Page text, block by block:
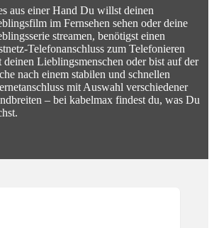
aus einer Hand Du willst deinen
im Fernsehen sehen oder deine
streamen, benötigst einen
Telefonanschluss zum Telefonieren
deinen Lieblingsmenschen oder bist auf der
nach einem stabilen und schnellen
mit Auswahl verschiedener
– bei kabelmax findest du, was Du